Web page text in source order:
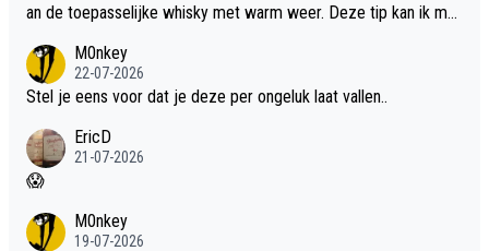
an de toepasselijke whisky met warm weer. Deze tip kan ik met
M0nkey
22-07-2026
Stel je eens voor dat je deze per ongeluk laat vallen..
EricD
21-07-2026
😱
M0nkey
19-07-2026